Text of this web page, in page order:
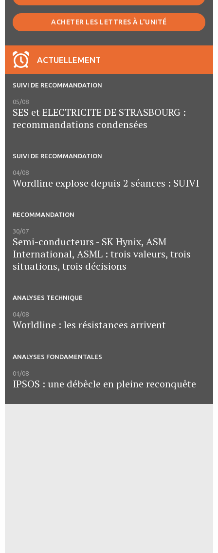
ACHETER LES LETTRES À L'UNITÉ
ACTUELLEMENT
SUIVI DE RECOMMANDATION
05/08
SES et ELECTRICITE DE STRASBOURG :
recommandations condensées
SUIVI DE RECOMMANDATION
04/08
Wordline explose depuis 2 séances : SUIVI
RECOMMANDATION
30/07
Semi-conducteurs - SK Hynix, ASM
International, ASML : trois valeurs, trois
situations, trois décisions
ANALYSES TECHNIQUE
04/08
Worldline : les résistances arrivent
ANALYSES FONDAMENTALES
01/08
IPSOS : une débêcle en pleine reconquête